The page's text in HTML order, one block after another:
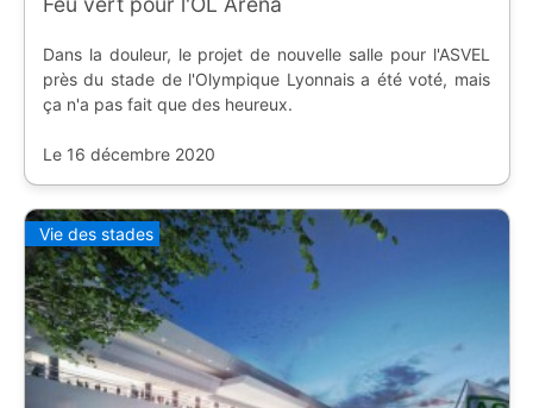
Dans la douleur, le projet de nouvelle salle pour l'ASVEL
près du stade de l'Olympique Lyonnais a été voté, mais
ça n'a pas fait que des heureux.
Le 16 décembre 2020
Vie des stades